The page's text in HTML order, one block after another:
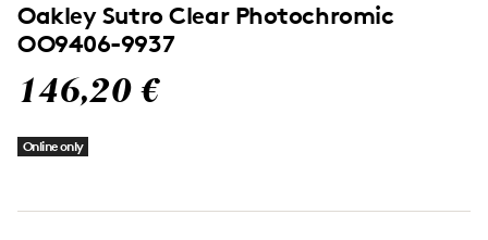
Oakley Sutro Clear Photochromic
OO9406-9937
146,20 €
Online only